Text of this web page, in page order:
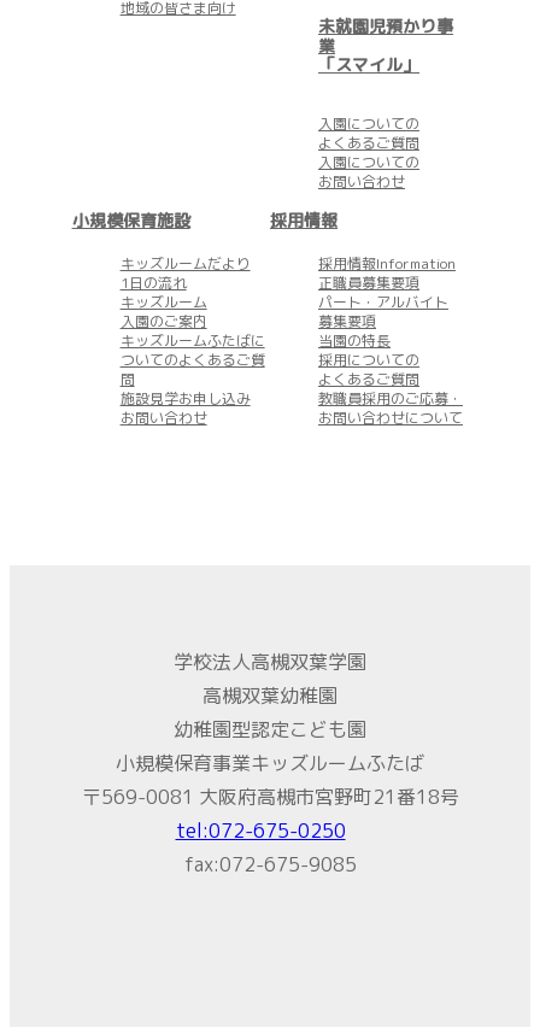
地域の皆さま向け
未就園児預かり事
業
「スマイル」
入園についての
よくあるご質問
入園についての
お問い合わせ
小規模保育施設
キッズルームだより
1日の流れ
キッズルーム
入園のご案内
キッズルームふたばに
ついてのよくあるご質
問
施設見学お申し込み
お問い合わせ
採用情報
採用情報Information
正職員募集要項
パート・アルバイト
募集要項
当園の特長
採用についての
よくあるご質問
教職員採用のご応募・
お問い合わせについて
学校法人高槻双葉学園
高槻双葉幼稚園
幼稚園型認定こども園
小規模保育事業キッズルームふたば
〒569-0081 大阪府高槻市宮野町21番18号
tel:072-675-0250
fax:072-675-9085